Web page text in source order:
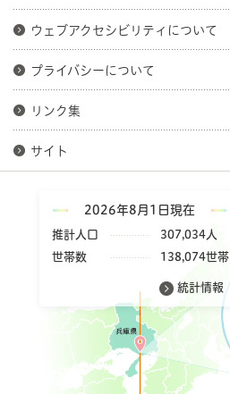
ウェブアクセシビリティについて
プライバシーについて
リンク集
サイト
2026年8月1日現在
推計人口
307,034人
世帯数
138,074世帯
統計情報